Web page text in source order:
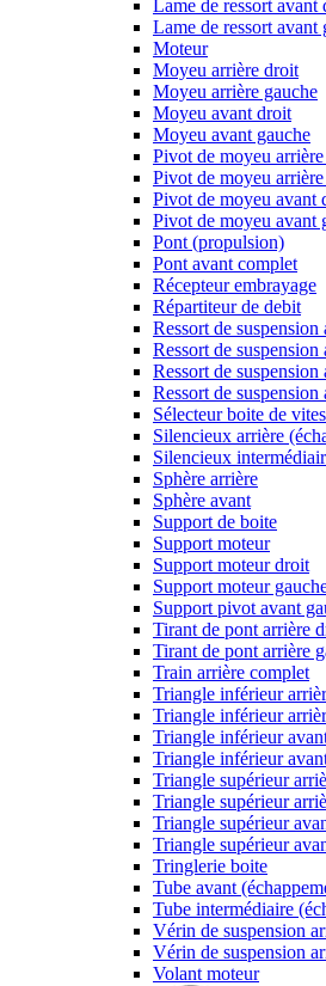
Lame de ressort avant
Lame de ressort avant
Moteur
Moyeu arrière droit
Moyeu arrière gauche
Moyeu avant droit
Moyeu avant gauche
Pivot de moyeu
Pivot de moyeu
Pivot de moyeu avant
Pivot de moyeu avant
Pont (propulsion)
Pont avant complet
Récepteur embrayage
Répartiteur de debit
Ressort de
Ressort de suspension
Ressort de
Ressort de suspension
Sélecteur boite de
Silencieux arrière
Silencieux
Sphère arrière
Sphère avant
Support de boite
Support moteur
Support moteur droit
Support moteur
Support pivot avant
Tirant de pont arrière
Tirant de pont arrière
Train arrière complet
Triangle inférieur
Triangle inférieur
Triangle inférieur
Triangle inférieur
Triangle supérieur
Triangle supérieur
Triangle supérieur
Triangle supérieur
Tringlerie boite
Tube avant
Tube intermédiaire
Vérin de suspension
Vérin de suspension
Volant moteur